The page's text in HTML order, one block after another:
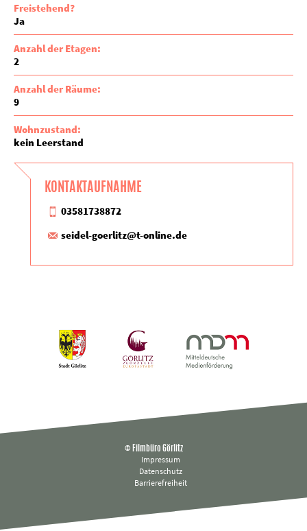
Freistehend?
Ja
Anzahl der Etagen:
2
Anzahl der Räume:
9
Wohnzustand:
kein Leerstand
KONTAKTAUFNAHME
03581738872
seidel-goerlitz@t-online.de
© Filmbüro Görlitz
Impressum
Datenschutz
Barrierefreiheit